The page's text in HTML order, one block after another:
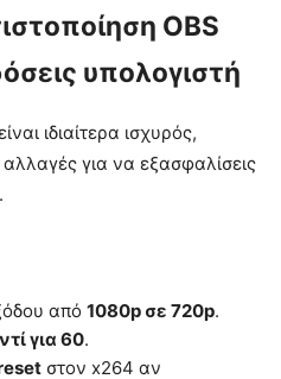
OBS
υπολογιστή
ιδιαίτερα ισχυρός,
για να εξασφαλίσεις
από 1080p σε 720p.
για 60.
στον x264 αν